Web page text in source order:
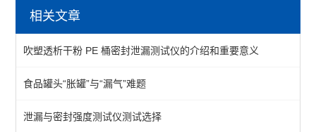
减压仪
不透水性测试仪
包装泄漏测试仪
微生物入密封侵试验仪
相关文章
吹塑透析干粉 PE 桶密封泄漏测试仪的介绍和重要意义
食品罐头“胀罐”与“漏气”难题
泄漏与密封强度测试仪测试选择